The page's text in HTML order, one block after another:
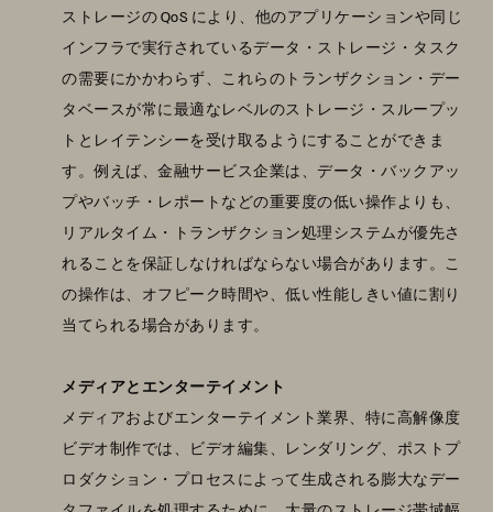
ストレージの QoS により、他のアプリケーションや同じ
インフラで実行されているデータ・ストレージ・タスク
の需要にかかわらず、これらのトランザクション・デー
タベースが常に最適なレベルのストレージ・スループッ
トとレイテンシーを受け取るようにすることができま
す。例えば、金融サービス企業は、データ・バックアッ
プやバッチ・レポートなどの重要度の低い操作よりも、
リアルタイム・トランザクション処理システムが優先さ
れることを保証しなければならない場合があります。こ
の操作は、オフピーク時間や、低い性能しきい値に割り
当てられる場合があります。
メディアとエンターテイメント
メディアおよびエンターテイメント業界、特に高解像度
ビデオ制作では、ビデオ編集、レンダリング、ポストプ
ロダクション・プロセスによって生成される膨大なデー